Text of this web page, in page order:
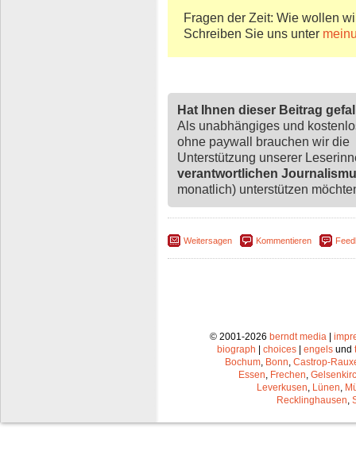
Fragen der Zeit: Wie wollen
Schreiben Sie uns unter
Hat Ihnen dieser Beitrag
Als unabhängiges und
ohne paywall brauchen wir die
Unterstützung unserer
verantwortlichen
monatlich) unterstützen
Weitersagen Kommentieren
© 2001-2026 berndt media|
biograph | choices | engels und
Bochum, Bonn, Castrop-
Essen, Frechen,
Leverkusen, Lünen,
Recklinghausen,